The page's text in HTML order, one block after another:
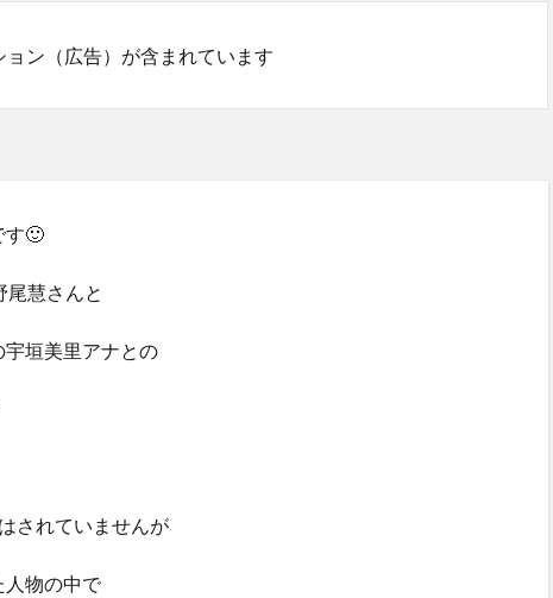
ン（広告）が含まれています
す🙂
尾慧さんと
垣美里アナとの
されていませんが
人物の中で